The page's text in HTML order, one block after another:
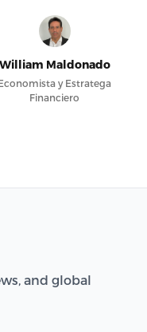
William Maldonado
y Estratega
Financiero
and global